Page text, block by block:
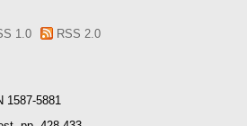
1.0 RSS 2.0
5881